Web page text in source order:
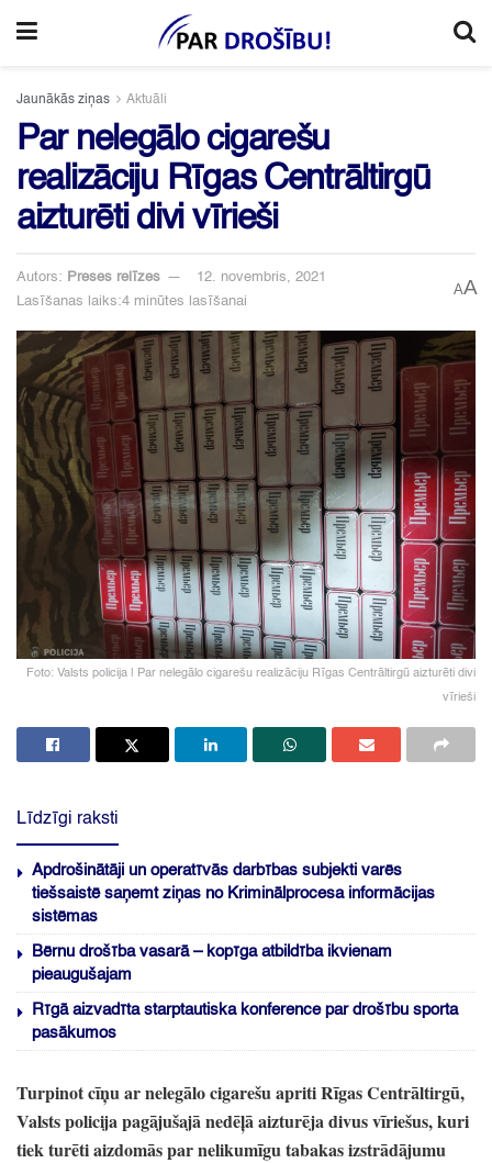
Jaunākās ziņas Aktuāli
Par nelegālo cigarešu
realizāciju Rīgas Centrāltirgū
aizturēti divi vīrieši
Autors: Preses relīzes
12. novembris, 2021
Lasīšanas laiks:4 minūtes lasīšanai
AA
Foto: Valsts policija | Par nelegālo cigarešu realizāciju Rīgas Centrāltirgū aizturēti divi
vīrieši
Līdzīgi raksti
Apdrošinātāji un operatīvās darbības subjekti varēs
tiešsaistē saņemt ziņas no Kriminālprocesa informācijas
sistēmas
Bērnu drošība vasarā – kopīga atbildība ikvienam
pieaugušajam
Rīgā aizvadīta starptautiska konference par drošību sporta
pasākumos
Turpinot cīņu ar nelegālo cigarešu apriti Rīgas Centrāltirgū,
Valsts policija pagājušajā nedēļā aizturēja divus vīriešus,kuri
tiek turēti aizdomās par nelikumīgu tabakas izstrādājumu